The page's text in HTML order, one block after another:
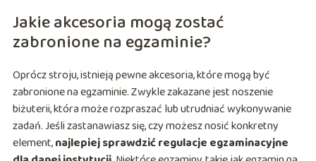
Jakie akcesoria mogą zostać
zabronione na egzaminie?
Oprócz stroju, istnieją pewne akcesoria, które mogą być
zabronione na egzaminie. Zwykle zakazane jest noszenie
biżuterii, która może rozpraszać lub utrudniać wykonywanie
zadań. Jeśli zastanawiasz się, czy możesz nosić konkretny
element,najlepiej sprawdzić regulacje egzaminacyjne